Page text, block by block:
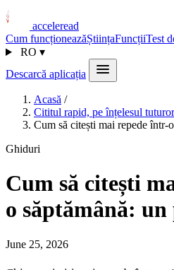
acceleread
Cum funcționeazăȘtiințaFuncțiiTest
RO ▾
Descarcă aplicația
Acasă /
Cititul rapid, pe înțelesul tuturor
Cum să citești mai repede într-
Ghiduri
Cum să citești
o săptămână: un
June 25, 2026